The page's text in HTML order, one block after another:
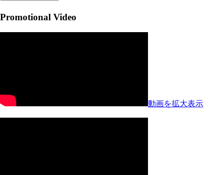
Month
Promotional Video
動画を拡大表示